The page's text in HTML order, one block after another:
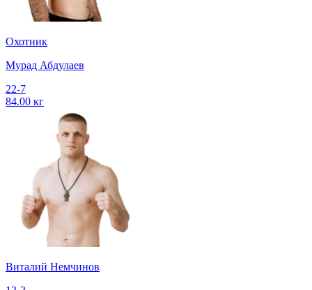
Охотник
Мурад Абдулаев
22-7
84.00 кг
Виталий Немчинов